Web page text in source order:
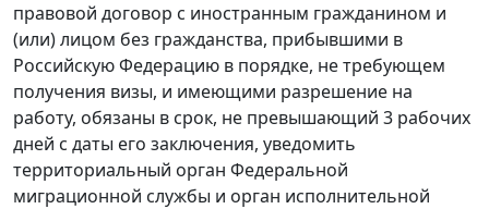
правовой договор с иностранным гражданином и
(или) лицом без гражданства, прибывшими в
Российскую Федерацию в порядке, не требующем
получения визы, и имеющими разрешение на
работу, обязаны в срок, не превышающий 3 рабочих
дней с даты его заключения, уведомить
территориальный орган Федеральной
миграционной службы и орган исполнительной